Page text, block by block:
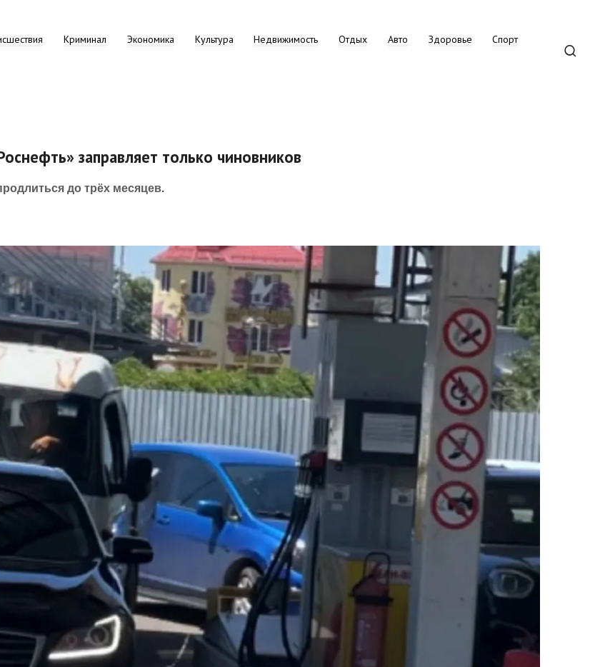
Криминал Экономика Культура Недвижимость Отдых Авто Здоровье
Спорт
заправляет только чиновников
до трёх месяцев.